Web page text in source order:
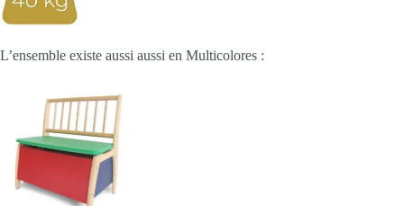
L’ensemble existe aussi aussi en Multicolores :